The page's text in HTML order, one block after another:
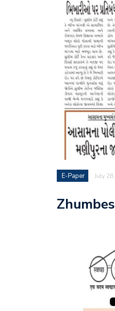
E-Paper July